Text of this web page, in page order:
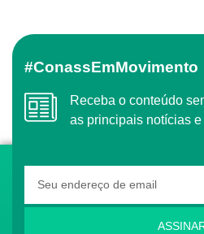
#ConassEmMovimento
Receba o conteúdo semanal do Conass com
as principais notícias